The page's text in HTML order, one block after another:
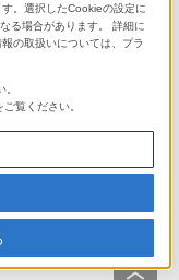
ホン「ECM-B1M」の
らせとお詫び（2021
映像表現や想いを、ご
プトのオンラインギャ
on BRAVIA」開設
［Eマウント］用レン
「SEL35F14GM」、レ
」発売延期のお詫
。選択したCookieの設定に
る場合があります。 詳細に
の取扱いについては、プラ
ご覧ください。